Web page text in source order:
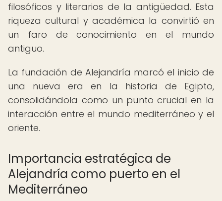
filosóficos y literarios de la antigüedad. Esta
riqueza cultural y académica la convirtió en
un faro de conocimiento en el mundo
antiguo.
La fundación de Alejandría marcó el inicio de
una nueva era en la historia de Egipto,
consolidándola como un punto crucial en la
interacción entre el mundo mediterráneo y el
oriente.
Importancia estratégica de
Alejandría como puerto en el
Mediterráneo